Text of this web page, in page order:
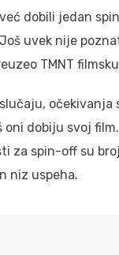
dobili jedan
uvek nije
TMNT
oni dobiju svoj
za spin-off su
niz uspeha.